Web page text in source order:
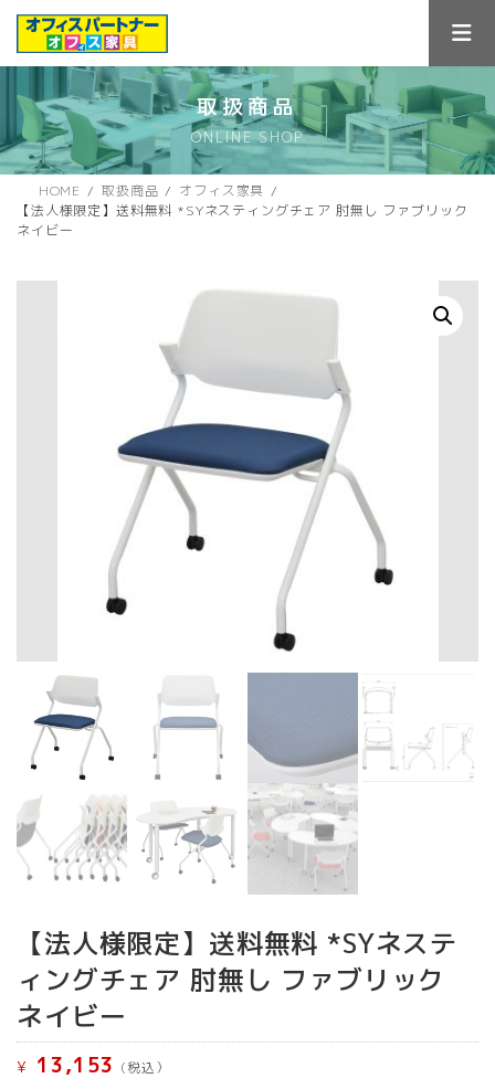
ス
キ
ン
に
取扱商品
ONLINE SHOP
HOME 取扱商品
オフィス家具
【法人様限定】送料無料 *SYネスティングチェア 肘無し ファブリック
ネイビー
【法人様限定】送料無料 *SYネステ
ィングチェア 肘無し ファブリック
ネイビー
¥ 13,153 (税込）